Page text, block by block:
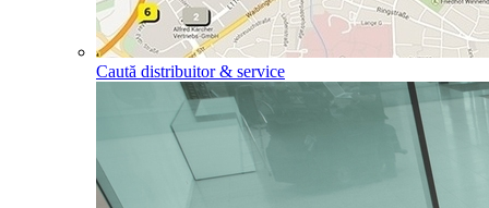
Caută distribuitor & service